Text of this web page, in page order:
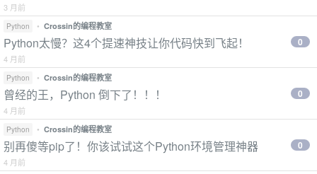
3 月前
Python • Crossin的编程教室
Python太慢？这4个提速神技让你代码快到飞起！
4 月前
0
Python • Crossin的编程教室
曾经的王，Python 倒下了！！！
4 月前
0
Python • Crossin的编程教室
别再傻等pip了！你该试试这个Python环境管理神器
4 月前
0